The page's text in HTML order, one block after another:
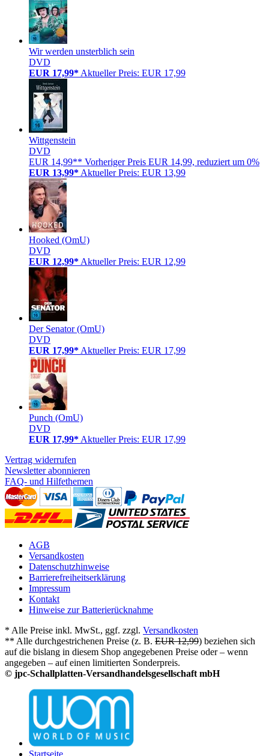
Wir werden unsterblich sein
DVD
EUR 17,99*Aktueller Preis: EUR 17,99
Wittgenstein
DVD
EUR 14,99** Vorheriger Preis EUR 14,99, reduziert um 0%
EUR 13,99*Aktueller Preis: EUR 13,99
Hooked (OmU)
DVD
EUR 12,99*Aktueller Preis: EUR 12,99
Der Senator (OmU)
DVD
EUR 17,99*Aktueller Preis: EUR 17,99
Punch (OmU)
DVD
EUR 17,99*Aktueller Preis: EUR 17,99
Vertrag widerrufen
Newsletter abonnieren
FAQ- und Hilfethemen
AGB
Versandkosten
Datenschutzhinweise
Barrierefreiheitserklärung
Impressum
Kontakt
Hinweise zur Batterierücknahme
* Alle Preise inkl. MwSt., ggf. zzgl. Versandkosten
** Alle durchgestrichenen Preise (z. B. EUR 12,99) beziehen sich
auf die bislang in diesem Shop angegebenen Preise oder – wenn
angegeben – auf einen limitierten Sonderpreis.
© jpc-Schallplatten-Versandhandelsgesellschaft mbH